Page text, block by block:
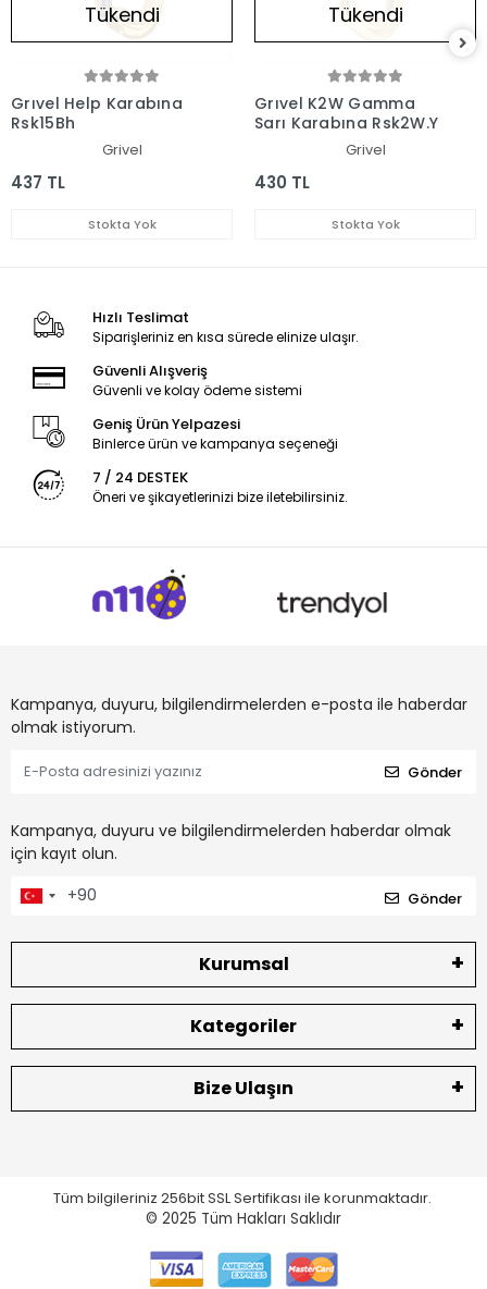
Tükendi
Grıvel Help Karabına
Rsk15Bh
Grivel
437 TL
Stokta Yok
Tükendi
Grıvel K2W Gamma
Sarı Karabına Rsk2W.Y
Grivel
430 TL
Stokta Yok
Hızlı Teslimat
Siparişleriniz en kısa sürede elinize ulaşır.
Güvenli Alışveriş
Güvenli ve kolay ödeme sistemi
Geniş Ürün Yelpazesi
Binlerce ürün ve kampanya seçeneği
7 / 24 DESTEK
Öneri ve şikayetlerinizi bize iletebilirsiniz.
Kampanya, duyuru, bilgilendirmelerden e-posta ile haberdar
olmak istiyorum.
Gönder
Kampanya, duyuru ve bilgilendirmelerden haberdar olmak
için kayıt olun.
Gönder
Kurumsal
Kategoriler
Bize Ulaşın
Tüm bilgileriniz 256bit SSL Sertifikası ile korunmaktadır.
© 2025 Tüm Hakları Saklıdır